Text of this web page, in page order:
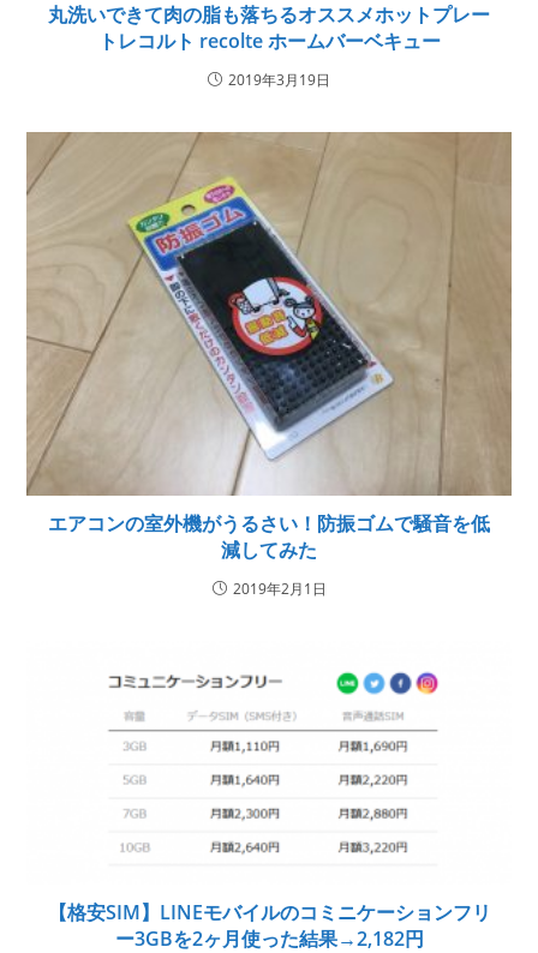
丸洗いできて肉の脂も落ちるオススメホットプレー
トレコルト recolte ホームバーベキュー
2019年3月19日
エアコンの室外機がうるさい！防振ゴムで騒音を低
減してみた
2019年2月1日
【格安SIM】LINEモバイルのコミニケーションフリ
ー3GBを2ヶ月使った結果→2,182円